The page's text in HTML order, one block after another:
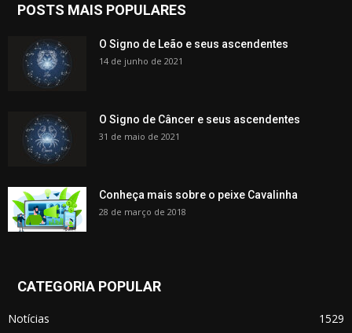
POSTS MAIS POPULARES
O Signo de Leão e seus ascendentes
14 de junho de 2021
O Signo de Câncer e seus ascendentes
31 de maio de 2021
Conheça mais sobre o peixe Cavalinha
28 de março de 2018
CATEGORIA POPULAR
Notícias
1529